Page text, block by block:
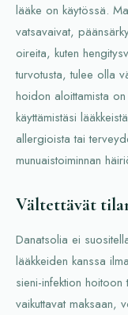
lääke on käytössä.
vatsavaivat,
oireita, kuten
turvotusta, tulee olla
hoidon aloittamista
käyttämistäsi
allergioista tai
munuaistoiminnan
Vältettävät
Danatsolia ei
lääkkeiden kanssa
sieni-infektion hoitoon
vaikuttavat maksaan,